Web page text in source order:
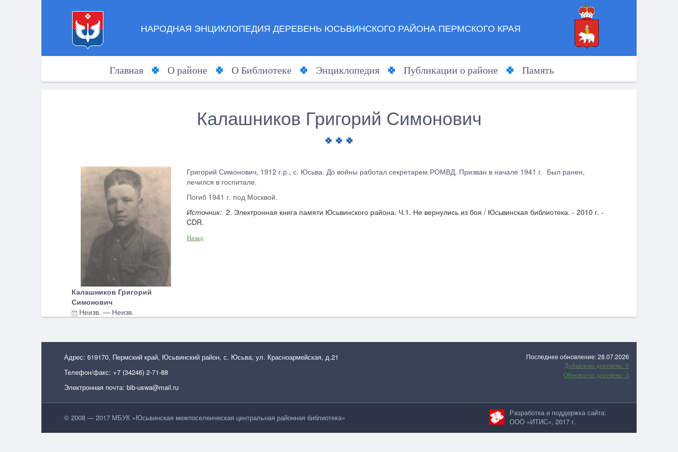
НАРОДНАЯ ЭНЦИКЛОПЕДИЯ ДЕРЕВЕНЬ ЮСЬВИНСКОГО РАЙОНА ПЕРМСКОГО КРАЯ
Главная О районе О Библиотеке Энциклопедия Публикации о районе Память
Калашников Григорий Симонович
Калашников Григорий
Симонович
Неизв. — Неизв.
Григорий Симонович, 1912 г.р., с. Юсьва. До войны работал секретарем РОМВД. Призван в начале 1941 г. Был ранен,
лечился в госпитале.
Погиб 1941 г. под Москвой.
Источник: 2. Электронная книга памяти Юсьвинского района. Ч.1. Не вернулись из боя / Юсьвинская библиотека. - 2010 г. -
CDR.
Назад
Адрес: 619170, Пермский край, Юсьвинский район, с. Юсьва, ул. Красноармейская, д.21
Телефон/факс: +7 (34246) 2-71-88
Электронная почта: bib-uswa@mail.ru
Последнее обновление: 28.07.2026
Добавлено деревень: 0
Обновлено деревень: 3
© 2008 — 2017 МБУК »Юсьвинская межпоселенческая центральная районная библиотека»
Разработка и поддержка сайта:
ООО «ИТИС», 2017 г.